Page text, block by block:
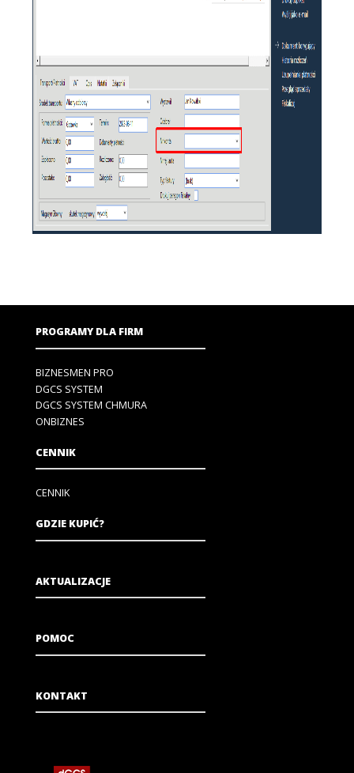
PROGRAMY DLA FIRM
BIZNESMEN PRO
DGCS SYSTEM
DGCS SYSTEM CHMURA
ONBIZNES
CENNIK
CENNIK
GDZIE KUPIĆ?
AKTUALIZACJE
POMOC
KONTAKT